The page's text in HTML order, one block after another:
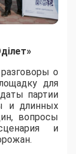
о
для
партии
и длинных
вопросы
и